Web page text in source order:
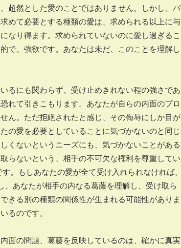
超然とした愛のことではありません。しかし、パ
めて必要とする種類の愛は、求められる以上に与
なり得ます。求められていないのに愛し過ぎるこ
で、強欲です。あなたは未だ、このことを理解し
るにも関わらず、受け止めきれない程の強さであ
れて引きこもります。あなたが自らの内面のプロ
ん。ただ拒絶されたと感じ、その侮辱にしか目が
の愛を必要としていることに気づかないのと同じ
くないというニーズにも、気づかないことがある
らないという、相手の不可欠な権利を尊重してい
。もしあなたの愛が全て受け入れられなければ、
あなたが相手の内なる葛藤を理解し、受け取ら
きる別の種類の関係性が生まれる可能性がありま
るのです。
面の問題、葛藤を反映しているのは、確かに真実